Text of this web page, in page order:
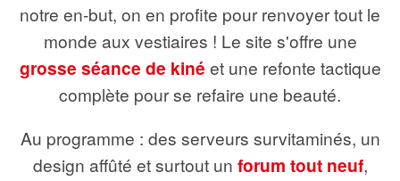
notre en-but, on en profite pour renvoyer tout le
monde aux vestiaires ! Le site s'offre une
grosse séance de kiné et une refonte tactique
complète pour se refaire une beauté.
Au programme : des serveurs survitaminés, un
design affûté et surtout un forum tout neuf,